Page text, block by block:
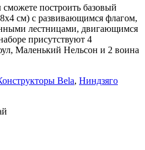
построить базовый
см) с развивающимся флагом,
лестницами, двигающимся
присутствуют 4
Маленький Нельсон и 2 воина
Bela, Ниндзяго